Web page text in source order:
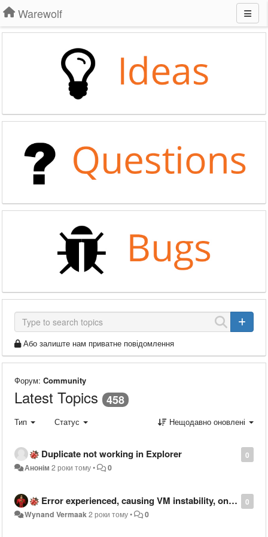
Warewolf
Або залиште нам приватне повідомлення
Форум: Community
Latest Topics 458
Тип Статус Нещодавно оновлені
0
Duplicate not working in Explorer
Анонім 2 роки тому• 0
0
Error experienced, causing VM instability, on Warewolf 2.8.6.16
Wynand Vermaak2 роки тому• 0